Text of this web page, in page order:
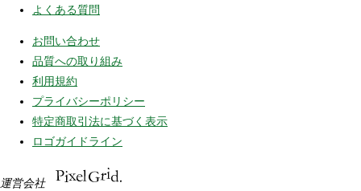
よくある質問
お問い合わせ
品質への取り組み
利用規約
プライバシーポリシー
特定商取引法に基づく表示
ロゴガイドライン
運営会社